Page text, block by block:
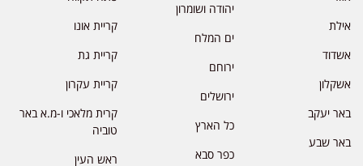
אילת
אשדוד
אשקלון
באר יעקב
באר שבע
יהודה ושומרון
ים המלח
ירוחם
ירושלים
כל הארץ
כפר סבא
קריית אונו
קריית גת
קריית עקרון
קרית מלאכי ו-מ.א באר
טוביה
ראש העין